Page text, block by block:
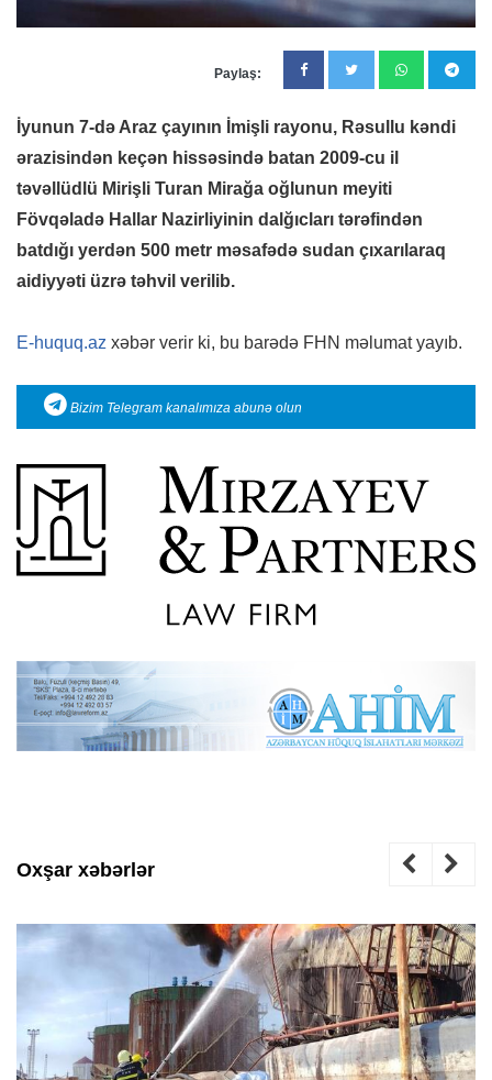
Paylaş:
İyunun 7-də Araz çayının İmişli rayonu, Rəsullu kəndi
ərazisindən keçən hissəsində batan 2009-cu il
təvəllüdlü Mirişli Turan Mirağa oğlunun meyiti
Fövqəladə Hallar Nazirliyinin dalğıcları tərəfindən
batdığı yerdən 500 metr məsafədə sudan çıxarılaraq
aidiyyəti üzrə təhvil verilib.
E-huquq.az xəbər verir ki, bu barədə FHN məlumat yayıb.
Bizim Telegram kanalımıza abunə olun
Oxşar xəbərlər